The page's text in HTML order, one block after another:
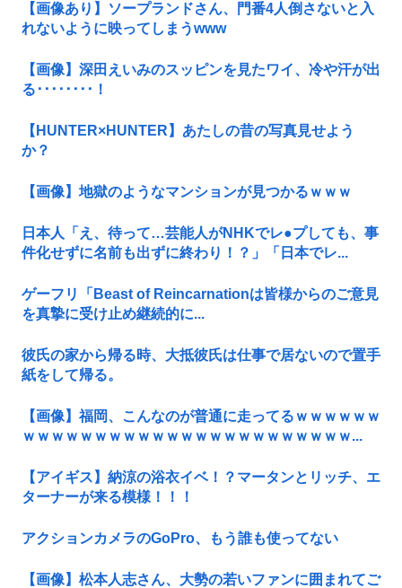
【画像あり】ソープランドさん、門番4人倒さないと入
れないように映ってしまうwww
【画像】深田えいみのスッピンを見たワイ、冷や汗が出
る････････！
【HUNTER×HUNTER】あたしの昔の写真見せよう
か？
【画像】地獄のようなマンションが見つかるｗｗｗ
日本人「え、待って…芸能人がNHKでレ●プしても、事
件化せずに名前も出ずに終わり！？」「日本でレ...
ゲーフリ「Beast of Reincarnationは皆様からのご意見
を真摯に受け止め継続的に...
彼氏の家から帰る時、大抵彼氏は仕事で居ないので置手
紙をして帰る。
【画像】福岡、こんなのが普通に走ってるｗｗｗｗｗｗ
ｗｗｗｗｗｗｗｗｗｗｗｗｗｗｗｗｗｗｗｗｗｗｗ...
【アイギス】納涼の浴衣イベ！？マータンとリッチ、エ
ターナーが来る模様！！！
アクションカメラのGoPro、もう誰も使ってない
【画像】松本人志さん、大勢の若いファンに囲まれてご